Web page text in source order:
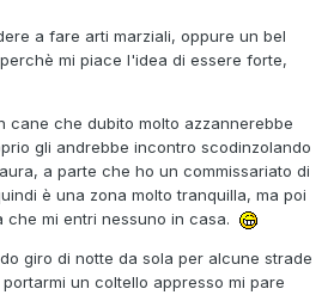
a fare arti marziali, oppure un bel
mi piace l'idea di essere forte,
cane che dubito molto azzannerebbe
gli andrebbe incontro scodinzolando
a parte che ho un commissariato di
è una zona molto tranquilla, ma poi
che mi entri nessuno in casa.
giro di notte da sola per alcune strade
un coltello appresso mi pare